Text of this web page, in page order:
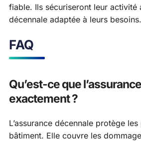
fiable. Ils sécuriseront leur activité
décennale adaptée à leurs besoins.
FAQ
Qu’est-ce que
exactement ?
L’assurance décennale protège
bâtiment. Elle couvre les